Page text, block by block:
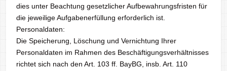
dies unter Beachtung gesetzlicher Aufbewahrungsfristen für
die jeweilige Aufgabenerfüllung erforderlich ist.
Personaldaten:
Die Speicherung, Löschung und Vernichtung Ihrer
Personaldaten im Rahmen des Beschäftigungsverhältnisses
richtet sich nach den Art. 103 ff. BayBG, insb. Art. 110